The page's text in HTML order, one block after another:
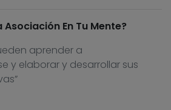
En Tu Mente?
aprender a
y elaborar y desarrollar sus